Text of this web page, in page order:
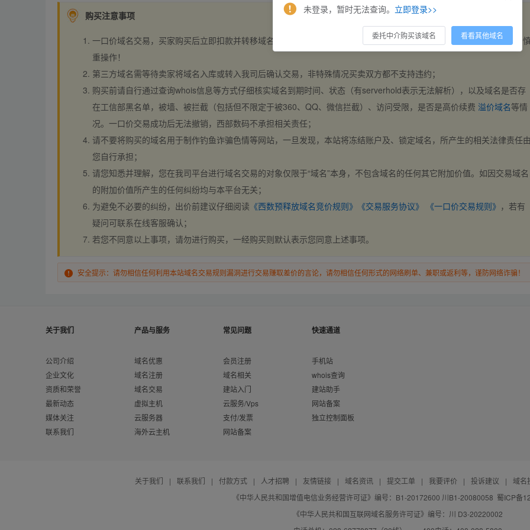
购买注意事项
一口价域名交易，买家购买后立即扣款并转移域名，交易自动完成。买卖双方都不支持违约，一旦出价不支持撤销，请
重操作！
第三方域名需等待卖家将域名入库或转入我司后确认交易，非特殊情况买卖双方都不支持违约；
购买前请自行通过查询whois信息等方式仔细核实域名到期时间、状态（有serverhold表示无法解析），以及域名是否存
在工信部黑名单，被墙、被拦截（包括但不限定于被360、QQ、微信拦截）、访问受限，是否是高价续费 溢价域名等情
况。一口价交易成功后无法撤销，西部数码不承担相关责任；
请不要将购买的域名用于制作钓鱼诈骗色情等网站，一旦发现，本站将冻结账户及、锁定域名，所产生的相关法律责任
您自行承担；
请您知悉并理解，您在我司平台进行域名交易的对象仅限于“域名”本身，不包含域名的任何其它附加价值。如因交易域名
的附加价值所产生的任何纠纷均与本平台无关；
为避免不必要的纠纷，出价前建议仔细阅读 《西数预释放域名竞价规则》 《交易服务协议》 《一口价交易规则》 ，若有
疑问可联系在线客服确认；
若您不同意以上事项，请勿进行购买，一经购买则默认表示您同意上述事项。
安全提示：请勿相信任何利用本站域名交易规则漏洞进行交易赚取差价的言论，请勿相信任何形式的网络刷单、兼职或返利等，谨防网络诈骗！
关于我们
公司介绍
企业文化
资质和荣誉
最新动态
媒体关注
联系我们
产品与服务
域名优惠
域名注册
域名交易
虚拟主机
云服务器
海外云主机
常见问题
会员注册
域名相关
建站入门
云服务/Vps
支付/发票
网站备案
快速通道
手机站
whois查询
建站助手
网站备案
独立控制面板
关于我们 | 联系我们 | 付款方式 | 人才招聘 | 友情链接 | 域名资讯 | 提交工单 | 我要评价 | 投诉建议 |
域名
《中华人民共和国增值电信业务经营许可证》编号：B1-20172600 川B1-20080058 蜀ICP备
《中华人民共和国互联网域名服务许可证》编号：川 D3-20220002
未登录，暂时无法查询。 立即登录>>
委托中介购买该域名 看看其他域名